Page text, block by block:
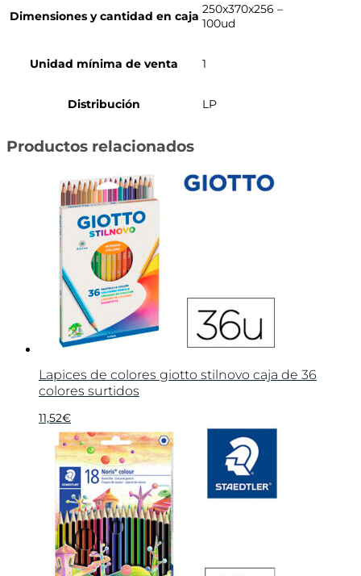
Dimensiones y cantidad en caja 250x370x256 –
100ud
Unidad mínima de venta 1
Distribución LP
Productos relacionados
Lapices de colores giotto stilnovo caja de 36
colores surtidos
11,52€